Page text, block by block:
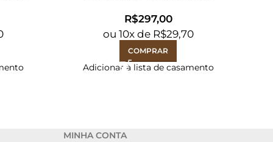
R$
ou 10x de R$29,70
COMPRAR
Adicionar à lista de casamento
MINHA CONTA